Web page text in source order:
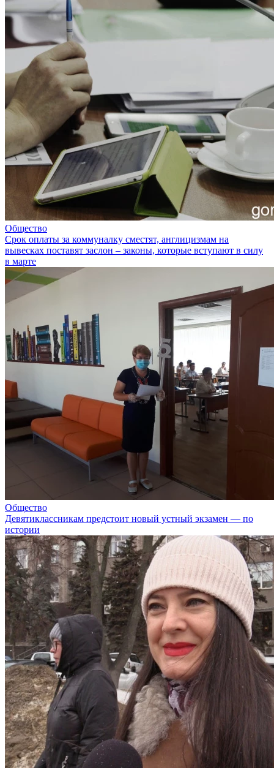
Общество
Срок оплаты за коммуналку сместят, англицизмам на
вывесках поставят заслон – законы, которые вступают в силу
в марте
Общество
Девятиклассникам предстоит новый устный экзамен — по
истории